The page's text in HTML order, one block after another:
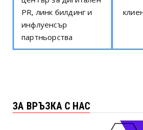
PR, линк билдинг и
инфлуенсър
партньорства
ЗА ВРЪЗКА С НАС